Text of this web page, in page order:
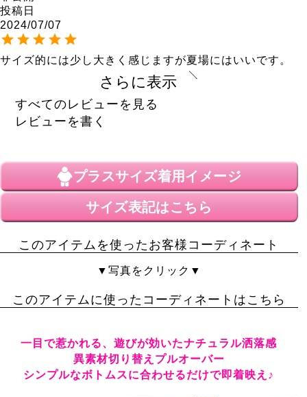
投稿日
2024/07/07
サイズ的には少し大きく感じますが夏場にはいいです。
さらに表示
すべてのレビューを見る
レビューを書く
プラスサイズ着用イメージ
サイズ表記はこちら
このアイテムを使ったお客様コーディネート
▼写真をクリック▼
このアイテムに使ったコーディネートはこちら
一目で惹かれる、遊びが効いたナチュラル洒落感
異素材切り替えプルオーバー
シンプルなボトムスに合わせるだけで即着映え♪